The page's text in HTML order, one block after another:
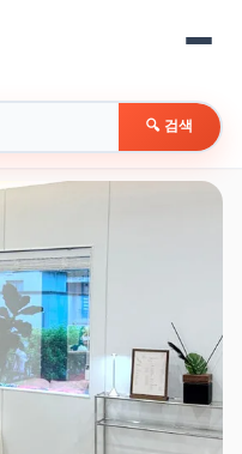
🔍 검색